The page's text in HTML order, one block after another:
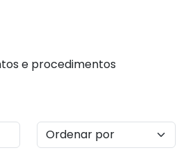
e procedimentos